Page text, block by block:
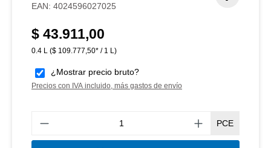
EAN: 4024596027025
Precio normal:
$ 43.911,00
0.4 L ($ 109.777,50* / 1 L)
¿Mostrar precio bruto?
Precios con IVA incluido, más gastos de envío
PCE